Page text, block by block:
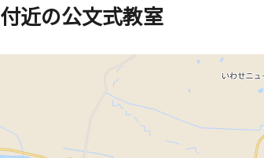
付近の公文式教室